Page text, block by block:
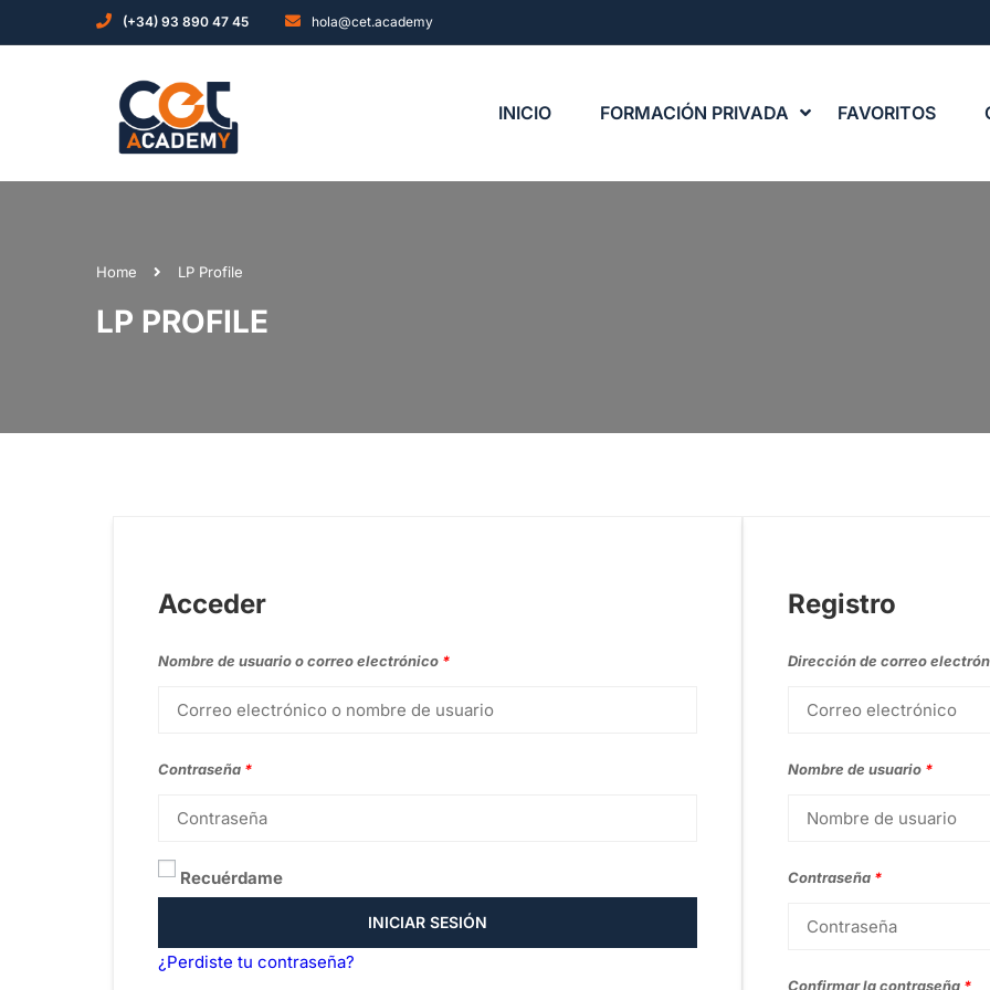
(+34) 93 890 47 45 hola@cet.academy
INICIO FORMACIÓN PRIVADA FAVORITOS
Home LP Profile
LP PROFILE
Acceder
Nombre de usuario o correo electrónico *
Contraseña *
Recuérdame
INICIAR SESIÓN
¿Perdiste tu contraseña?
Registro
Dirección de correo
Nombre de usuario *
Contraseña *
Confirmar la contraseña *